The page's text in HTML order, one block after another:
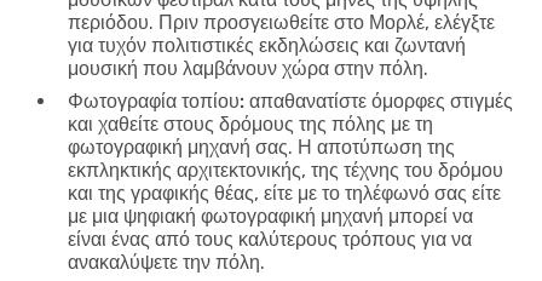
περιόδου. Πριν προσγειωθείτε στο Μορλέ, ελέγξτε
για τυχόν πολιτιστικές εκδηλώσεις και ζωντανή
μουσική που λαμβάνουν χώρα στην πόλη.
Φωτογραφία τοπίου: απαθανατίστε όμορφες στιγμές
και χαθείτε στους δρόμους της πόλης με τη
φωτογραφική μηχανή σας. Η αποτύπωση της
εκπληκτικής αρχιτεκτονικής, της τέχνης του δρόμου
και της γραφικής θέας, είτε με το τηλέφωνό σας είτε
με μια ψηφιακή φωτογραφική μηχανή μπορεί να
είναι ένας από τους καλύτερους τρόπους για να
ανακαλύψετε την πόλη.